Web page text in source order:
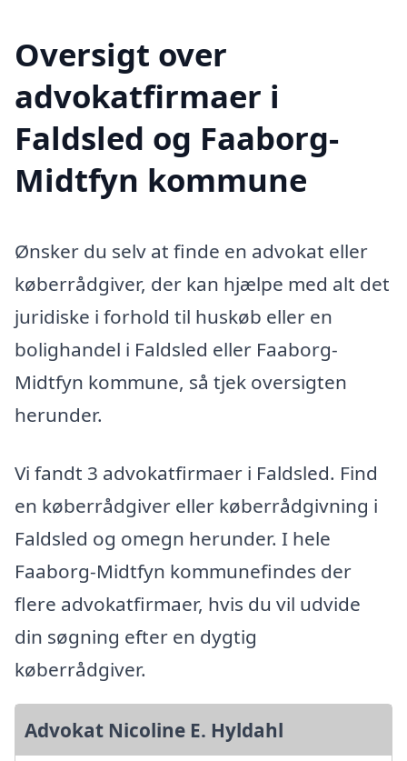
Oversigt over
advokatfirmaer i
Faldsled og Faaborg-
Midtfyn kommune
Ønsker du selv at finde en advokat eller
køberrådgiver, der kan hjælpe med alt det
juridiske i forhold til huskøb eller en
bolighandel i Faldsled eller Faaborg-
Midtfyn kommune, så tjek oversigten
herunder.
Vi fandt 3 advokatfirmaer i Faldsled. Find
en køberrådgiver eller køberrådgivning i
Faldsled og omegn herunder. I hele
Faaborg-Midtfyn kommunefindes der
flere advokatfirmaer, hvis du vil udvide
din søgning efter en dygtig
køberrådgiver.
Advokat Nicoline E. Hyldahl